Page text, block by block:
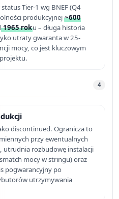
Tier-1 wg BNEF (Q4
produkcyjnej~600
1965 roku – długa historia
utraty gwaranta w 25-
mocy, co jest kluczowym
4
discontinued. Ogranicza to
przy ewentualnych
utrudnia rozbudowę instalacji
mocy w stringu) oraz
pogwarancyjny po
utrzymywania